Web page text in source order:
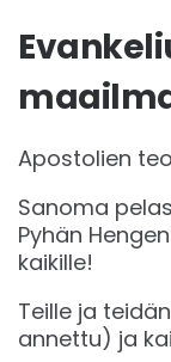
Apostolien
Sanoma
Pyhän
kaikille!
Teille ja
annettu) ja